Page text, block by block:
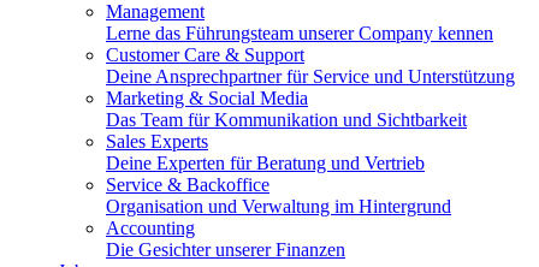
Management
Lerne das Führungsteam unserer Company kennen
Customer Care & Support
Deine Ansprechpartner für Service und Unterstützung
Marketing & Social Media
Das Team für Kommunikation und Sichtbarkeit
Sales Experts
Deine Experten für Beratung und Vertrieb
Service & Backoffice
Organisation und Verwaltung im Hintergrund
Accounting
Die Gesichter unserer Finanzen